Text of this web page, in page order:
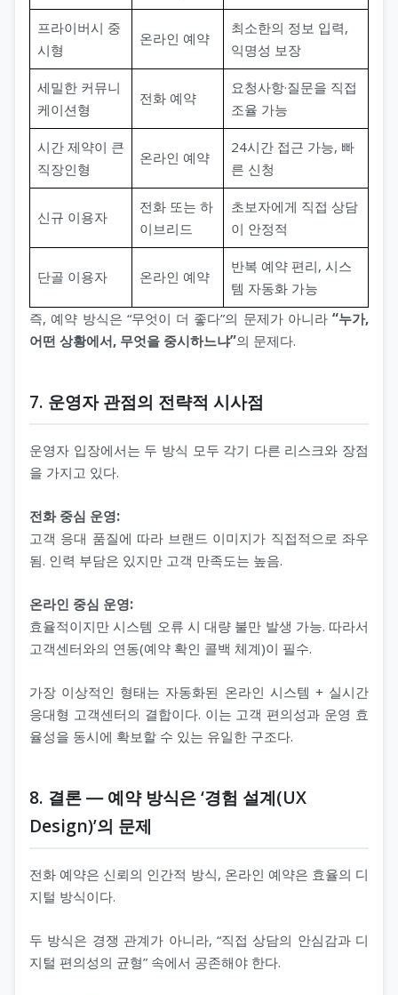
프라이버시 중
시형
온라인 예약
최소한의 정보 입력,
익명성 보장
세밀한 커뮤니
케이션형
전화 예약
요청사항·질문을 직접
조율 가능
시간 제약이 큰
직장인형
온라인 예약
24시간 접근 가능, 빠
른 신청
신규 이용자
전화 또는 하
이브리드
초보자에게 직접 상담
이 안정적
단골 이용자 온라인 예약
반복 예약 편리, 시스
템 자동화 가능
즉, 예약 방식은 “무엇이 더 좋다”의 문제가 아니라 “누가,
어떤 상황에서, 무엇을 중시하느냐”의 문제다.
7. 운영자 관점의 전략적 시사점
운영자 입장에서는 두 방식 모두 각기 다른 리스크와 장점
을 가지고 있다.
전화 중심 운영:
고객 응대 품질에 따라 브랜드 이미지가 직접적으로 좌우
됨. 인력 부담은 있지만 고객 만족도는 높음.
온라인 중심 운영:
효율적이지만 시스템 오류 시 대량 불만 발생 가능. 따라서
고객센터와의 연동(예약 확인 콜백 체계)이 필수.
가장 이상적인 형태는 자동화된 온라인 시스템 + 실시간
응대형 고객센터의 결합이다. 이는 고객 편의성과 운영 효
율성을 동시에 확보할 수 있는 유일한 구조다.
8. 결론 ― 예약 방식은 ‘경험 설계(UX
Design)’의 문제
전화 예약은 신뢰의 인간적 방식, 온라인 예약은 효율의 디
지털 방식이다.
두 방식은 경쟁 관계가 아니라, “직접 상담의 안심감과 디
지털 편의성의 균형” 속에서 공존해야 한다.